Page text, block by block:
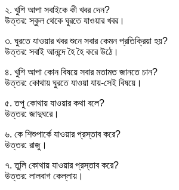
২. খুশি আপা সবাইকে কী খবর দেন?
উত্তর: স্কুল থেকে ঘুরতে যাওয়ার খবর।
৩. ঘুরতে যাওয়ার খবর শুনে সবার কেমন প্রতিক্রিয়া হয়?
উত্তর: সবাই আনন্দে হৈ হৈ করে উঠে।
৪. খুশি আপা কোন বিষয়ে সবার মতামত জানতে চান?
উত্তর: কোথায় ঘুরতে যাওয়া যায়-সেই বিষয়ে।
৫. তপু কোথায় যাওয়ার কথা বলে?
উত্তর: জাদুঘরে।
৬. কে শিশুপার্কে যাওয়ার প্রস্তাব করে?
উত্তর: রাজু।
৭. তুলি কোথায় যাওয়ার প্রস্তাব করে?
উত্তর: লালবাগ কেল্লায়।